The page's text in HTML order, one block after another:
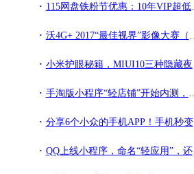
115网盘铁粉节优惠：10年VIP超低价秒杀!
沃4G+ 2017“最佳视界”影像大赛（主题：年轻就要有型有摄）网络票选揭晓!
小米护眼秘籍，MIUI10三种隐藏夜间模式，全局黑底白字显示!
手淘版小程序“轻店铺”开始内测，它能后来居上吗？!
分享6个小众的手机APP！手机秒变黑科技！不管什么手机都很需要！!
QQ上线小程序，命名“轻应用”，还能与微信小程序兼容!